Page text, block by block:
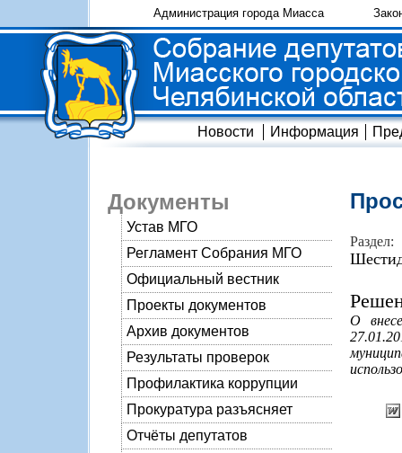
Администрация города Миасса
Новости Информация
Документы
Устав МГО
Регламент Собрания МГО
Официальный вестник
Проекты документов
Архив документов
Результаты проверок
Профилактика коррупции
Прокуратура разъясняет
Отчёты депутатов
Раздел:
О